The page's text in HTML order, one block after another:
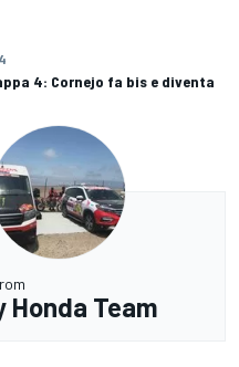
4: Cornejo fa bis e diventa
Honda Team